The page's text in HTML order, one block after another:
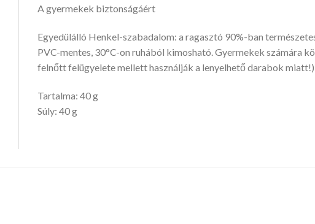
A gyermekek biztonságáért
Egyedülálló Henkel-szabadalom: a ragasztó 90%-ban
PVC-mentes, 30°C-on ruhából kimosható. Gyermekek számára
felnőtt felügyelete mellett használják a lenyelhető darabok
Tartalma: 40 g
Súly: 40 g